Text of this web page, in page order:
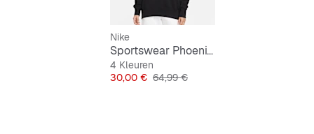
Extra grote pasvorm voor een losse, ruime
draagervaring
Nike
Sportswear Phoenix Fleece Oversized Hoodie
4 Kleuren
Prijs
30,00 € Originele Prijs
64,99 €